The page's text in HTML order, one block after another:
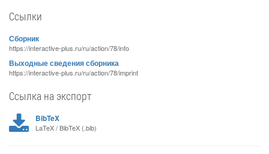
Ссылки
Сборник
https://interactive-plus.ru/ru/action/78/info
Выходные сведения сборника
https://interactive-plus.ru/ru/action/78/imprint
Ссылка на экспорт
BibTeX
LaTeX / BibTeX (.bib)